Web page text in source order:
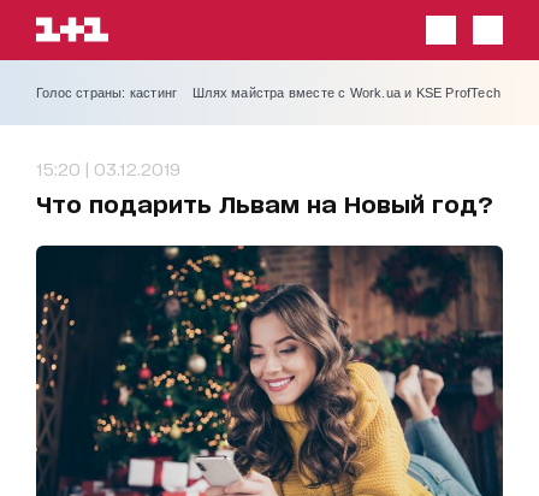
Голос страны: кастинг Шлях майстра вместе с Work.ua и KSE ProfTech
15:20 | 03.12.2019
Что подарить Львам на Новый год?